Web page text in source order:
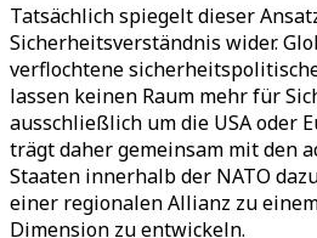
Tatsächlich spiegelt dieser
Sicherheitsverständnis wider.
verflochtene
lassen keinen Raum mehr für
ausschließlich um die USA oder
trägt daher gemeinsam mit den
Staaten innerhalb der NATO
einer regionalen Allianz zu
Dimension zu entwickeln.